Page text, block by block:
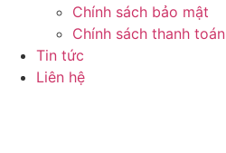
Chính sách bảo mật
Chính sách thanh toán
Tin tức
Liên hệ